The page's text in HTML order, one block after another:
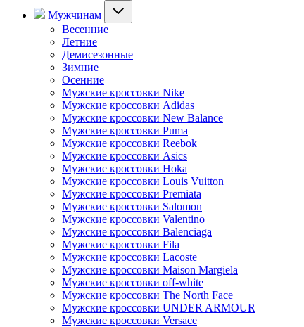
Мужчинам
Весенние
Летние
Демисезонные
Зимние
Осенние
Мужские кроссовки Nike
Мужские кроссовки Adidas
Мужские кроссовки New Balance
Мужские кроссовки Puma
Мужские кроссовки Reebok
Мужские кроссовки Asics
Мужские кроссовки Hoka
Мужские кроссовки Louis Vuitton
Мужские кроссовки Premiata
Мужские кроссовки Salomon
Мужские кроссовки Valentino
Мужские кроссовки Balenciaga
Мужские кроссовки Fila
Мужские кроссовки Lacoste
Мужские кроссовки Maison Margiela
Мужские кроссовки off-white
Мужские кроссовки The North Face
Мужские кроссовки UNDER ARMOUR
Мужские кроссовки Versace